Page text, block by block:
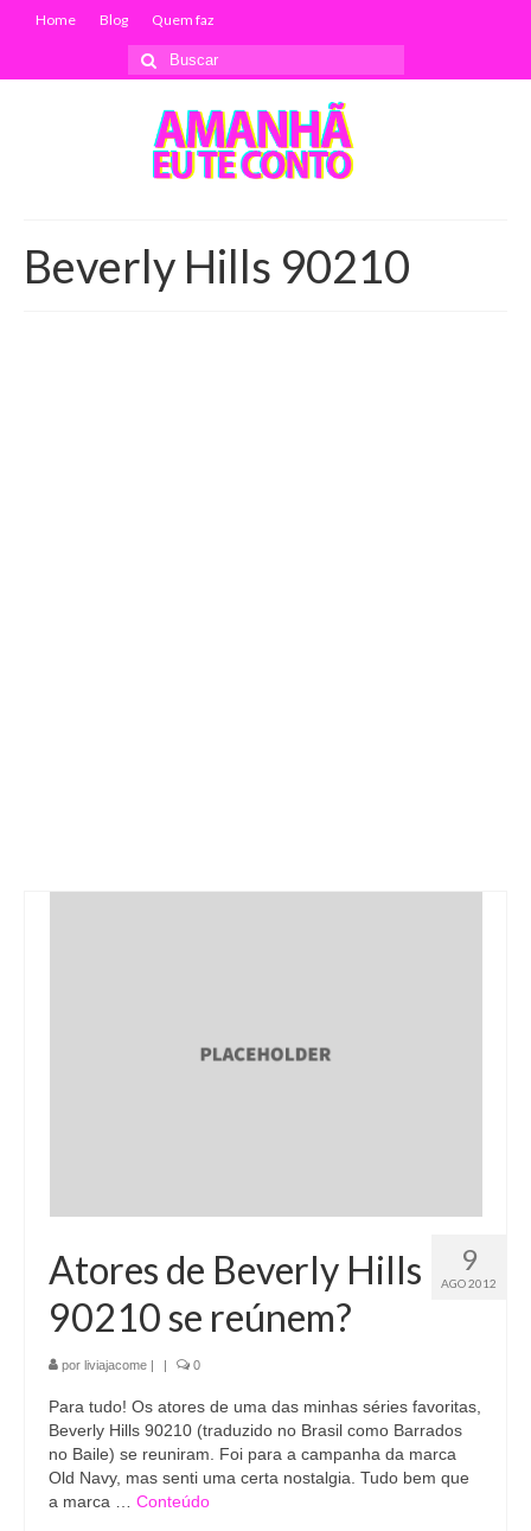
Home Blog Quem faz
Buscar
por:
Beverly Hills 90210
9
AGO 2012
Atores de Beverly Hills
90210 se reúnem?
por liviajacome | | 0
Para tudo! Os atores de uma das minhas séries favoritas,
Beverly Hills 90210 (traduzido no Brasil como Barrados
no Baile) se reuniram. Foi para a campanha da marca
Old Navy, mas senti uma certa nostalgia. Tudo bem que
a marca … Conteúdo